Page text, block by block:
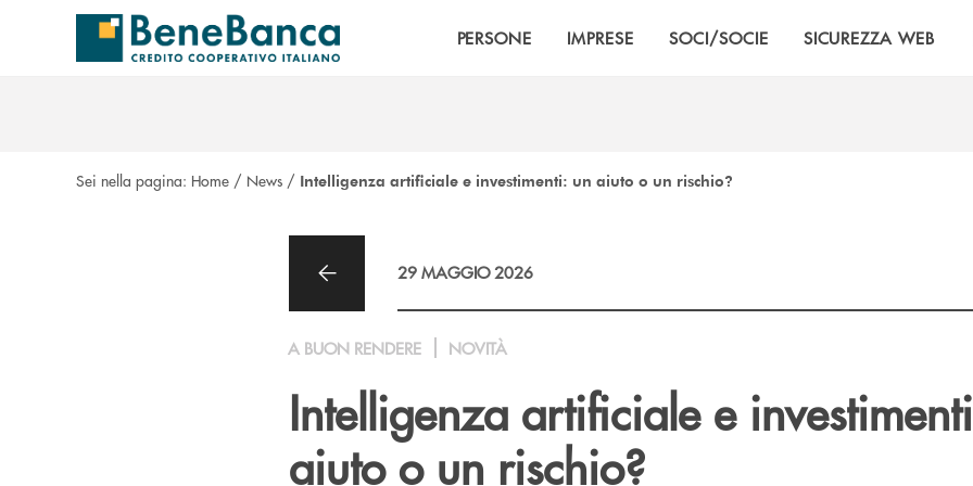
Salta al contenuto principale
PERSONE IMPRESE SOCI/SOCIE SICUREZZA WEB
Sei nella pagina: Home / News / Intelligenza artificiale e investimenti: un aiuto o un rischio?
29 MAGGIO 2026
A BUON RENDERE NOVITÀ
Intelligenza artificiale e
aiuto o un rischio?